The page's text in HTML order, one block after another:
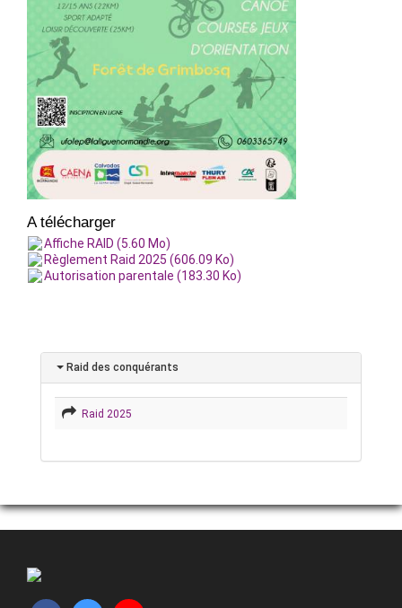
A télécharger
Affiche RAID (5.60 Mo)
Règlement Raid 2025 (606.09 Ko)
Autorisation parentale (183.30 Ko)
Raid des conquérants
Raid 2025